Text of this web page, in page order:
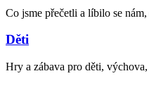
Co jsme přečetli a líbilo se
Děti
Hry a zábava pro děti,